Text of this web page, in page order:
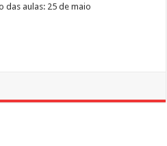
das aulas: 25 de maio